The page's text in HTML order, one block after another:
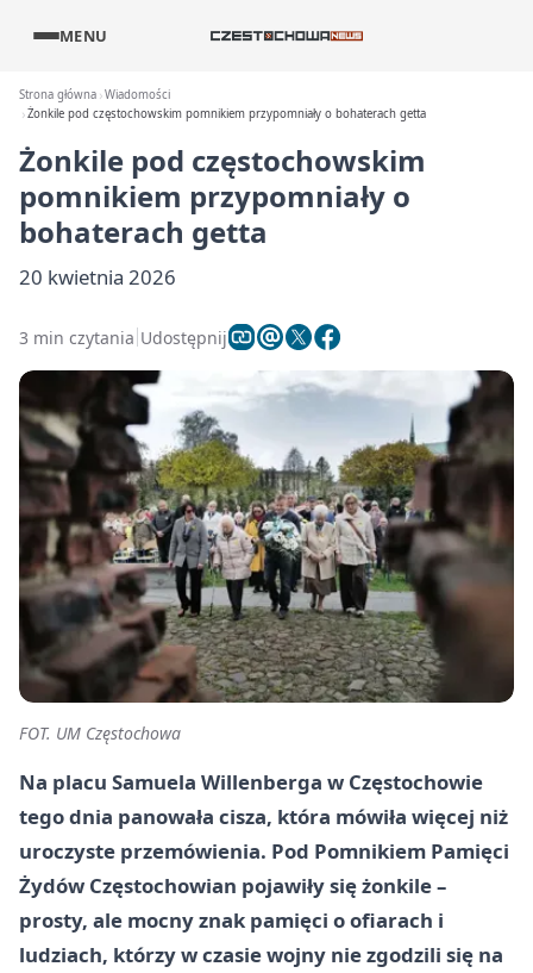
MENU
Strona główna Wiadomości
Żonkile pod częstochowskim pomnikiem przypomniały o bohaterach getta
Żonkile pod częstochowskim
pomnikiem przypomniały o
bohaterach getta
20 kwietnia 2026
3 min czytania Udostępnij
FOT. UM Częstochowa
Na placu Samuela Willenberga w Częstochowie
tego dnia panowała cisza, która mówiła więcej niż
uroczyste przemówienia. Pod Pomnikiem Pamięci
Żydów Częstochowian pojawiły się żonkile –
prosty, ale mocny znak pamięci o ofiarach i
ludziach, którzy w czasie wojny nie zgodzili się na